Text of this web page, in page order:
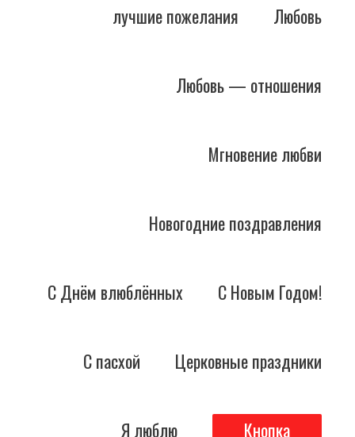
лучшие пожелания Любовь
Любовь — отношения
Мгновение любви
Новогодние поздравления
С Днём влюблённых С Новым Годом!
С пасхой Церковные праздники
Я люблю Кнопка